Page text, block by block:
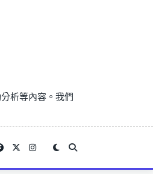
析等內容。我們